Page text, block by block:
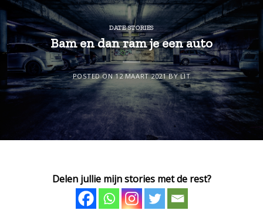
DATE STORIES
Bam en dan ram je een auto
POSTED ON12 MAART 2021BYLIT
Delen jullie mijn stories met de rest?